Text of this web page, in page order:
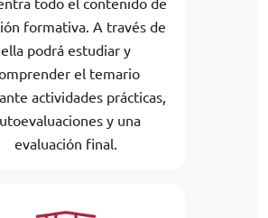
todo el contenido de
formativa. A través de
ella podrá estudiar y
el temario
actividades prácticas,
y una
evaluación final.